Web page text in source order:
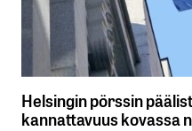
Helsingin pörssin
kannattavuus kovassa